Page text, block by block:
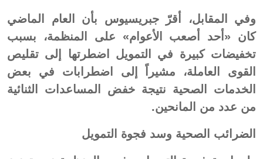
وفي المقابل، أقرّ جبريسيوس بأن العام الماضي
كان «أحد أصعب الأعوام» على المنظمة، بسبب
تخفيضات كبيرة في التمويل اضطرتها إلى تقليص
القوى العاملة، مشيراً إلى اضطرابات في بعض
الخدمات الصحية نتيجة خفض المساعدات الثنائية
من عدد من المانحين.
الضرائب الصحية وسد فجوة التمويل